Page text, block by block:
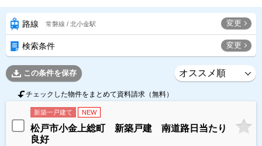
路線 常磐線 / 北小金駅 変更
検索条件 変更
この条件を保存
チェックした物件をまとめて資料請求（無料）
新築一戸建て NEW
松戸市小金上総町 新築戸建 南道路日当たり
良好